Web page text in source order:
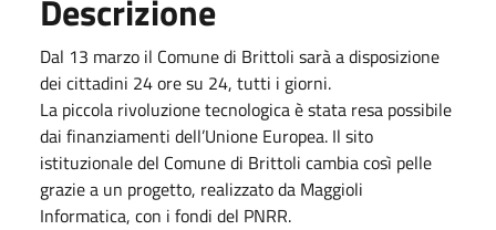
Descrizione
Dal 13 marzo il Comune di Brittoli sarà a disposizione
dei cittadini 24 ore su 24, tutti i giorni.
La piccola rivoluzione tecnologica è stata resa possibile
dai finanziamenti dell’Unione Europea. Il sito
istituzionale del Comune di Brittoli cambia così pelle
grazie a un progetto, realizzato da Maggioli
Informatica, con i fondi del PNRR.